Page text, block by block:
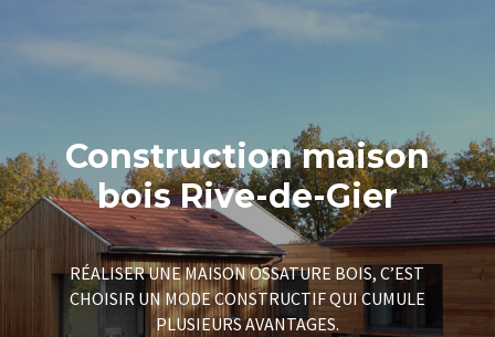
Construction maison
bois Rive-de-Gier
RÉALISER UNE MAISON OSSATURE BOIS, C’EST
CHOISIR UN MODE CONSTRUCTIF QUI CUMULE
PLUSIEURS AVANTAGES.